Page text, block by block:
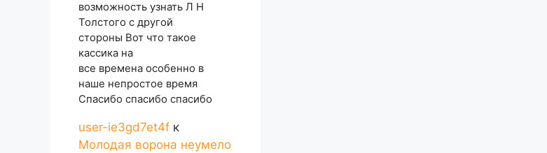
возможность узнать Л Н
Толстого с другой
стороны Вот что такое
кассика на
все времена особенно в
наше непростое время
Спасибо спасибо спасибо
user-ie3gd7et4f к
Молодая ворона неумело